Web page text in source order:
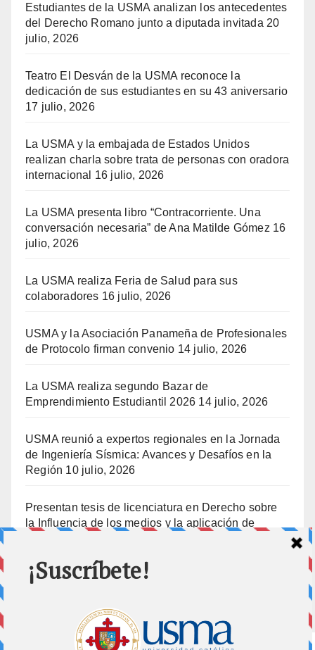
Estudiantes de la USMA analizan los antecedentes
del Derecho Romano junto a diputada invitada 20
julio, 2026
Teatro El Desván de la USMA reconoce la
dedicación de sus estudiantes en su 43 aniversario
17 julio, 2026
La USMA y la embajada de Estados Unidos
realizan charla sobre trata de personas con oradora
internacional
16 julio, 2026
La USMA presenta libro “Contracorriente. Una
conversación necesaria” de Ana Matilde Gómez 16
julio, 2026
La USMA realiza Feria de Salud para sus
colaboradores 16 julio, 2026
USMA y la Asociación Panameña de Profesionales
de Protocolo firman convenio 14 julio, 2026
La USMA realiza segundo Bazar de
Emprendimiento Estudiantil 2026 14 julio, 2026
USMA reunió a expertos regionales en la Jornada
de Ingeniería Sísmica: Avances y Desafíos en la
Región 10 julio, 2026
Presentan tesis de licenciatura en Derecho sobre
la Influencia de los medios y la aplicación de